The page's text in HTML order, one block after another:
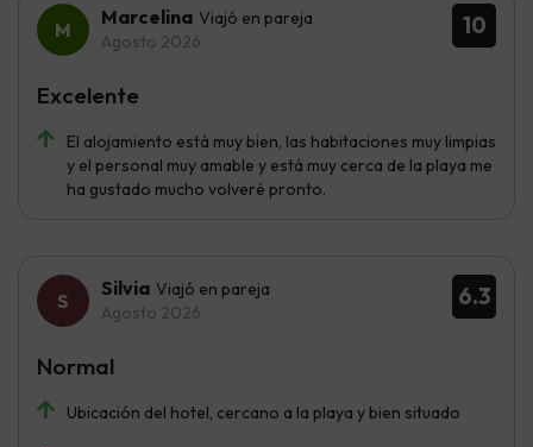
10
Marcelina Viajó en pareja
Agosto 2026
El alojamiento está muy bien, las habitaciones muy limpias
y el personal muy amable y está muy cerca de la playa me
ha gustado mucho volveré pronto.
Excelente
6.3
Silvia Viajó en pareja
Agosto 2026
Ubicación del hotel, cercano a la playa y bien situado
Normal